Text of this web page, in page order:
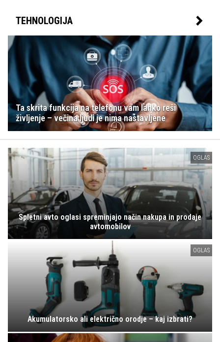
TEHNOLOGIJA
Ta skrita funkcija na telefonu vam lahko reši
življenje – večina ljudi je nima nastavljene
OGLAS
Spletni avto oglasi spreminjajo način nakupa in prodaje
avtomobilov
OGLAS
Akumulatorsko ali električno orodje – kaj izbrati?